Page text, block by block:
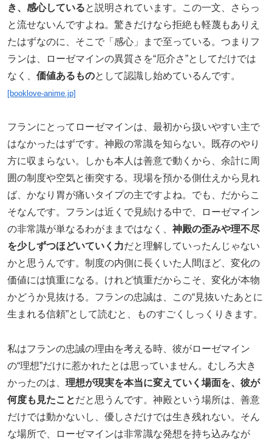
き、感心していると説明されています。この一文、さらっ
と流せないんですよね。驚きだけなら拒絶も軽蔑もありえ
たはずなのに、そこで「感心」まで至っている。つまりフ
ランは、ローゼマインの異質さを“厄介さ”としてだけでは
なく、 価値あるものとして認識し始めているんです。
[booklove-anime.jp]
フランにとってローゼマインは、最初から扱いやすい主で
はなかったはずです。神殿の常識を知らない。既存のやり
方に収まらない。しかも本人は善意で動くから、余計に周
囲の制度や空気と衝突する。現場を預かる側仕えから見れ
ば、かなり胃が痛いタイプの主ですよね。でも、だからこ
そなんです。フランは近くで見続ける中で、ローゼマイン
の非常識が単なるわがままではなく、 神殿の歪みや理不尽
を少しずつほどいていく力だと理解していったんじゃない
かと思うんです。制度の内側に長くいた人間ほど、変化の
価値には慎重になる。けれど慎重だからこそ、変化が本物
かどうか見抜ける。フランの忠誠は、この“見抜いたあとに
生まれる信頼”として読むと、ものすごくしっくりきます。
私はフランの忠誠の理由を考える時、彼がローゼマイン
の“理想”だけに惹かれたとは思っていません。むしろ大き
かったのは、 理想が現実を本当に変えていく場面を、彼が
何度も見たことだと思うんです。神殿という場所は、善意
だけでは動かないし、優しさだけでは生き残れない。そん
な場所で、ローゼマインは非常識な発想を持ち込みなが